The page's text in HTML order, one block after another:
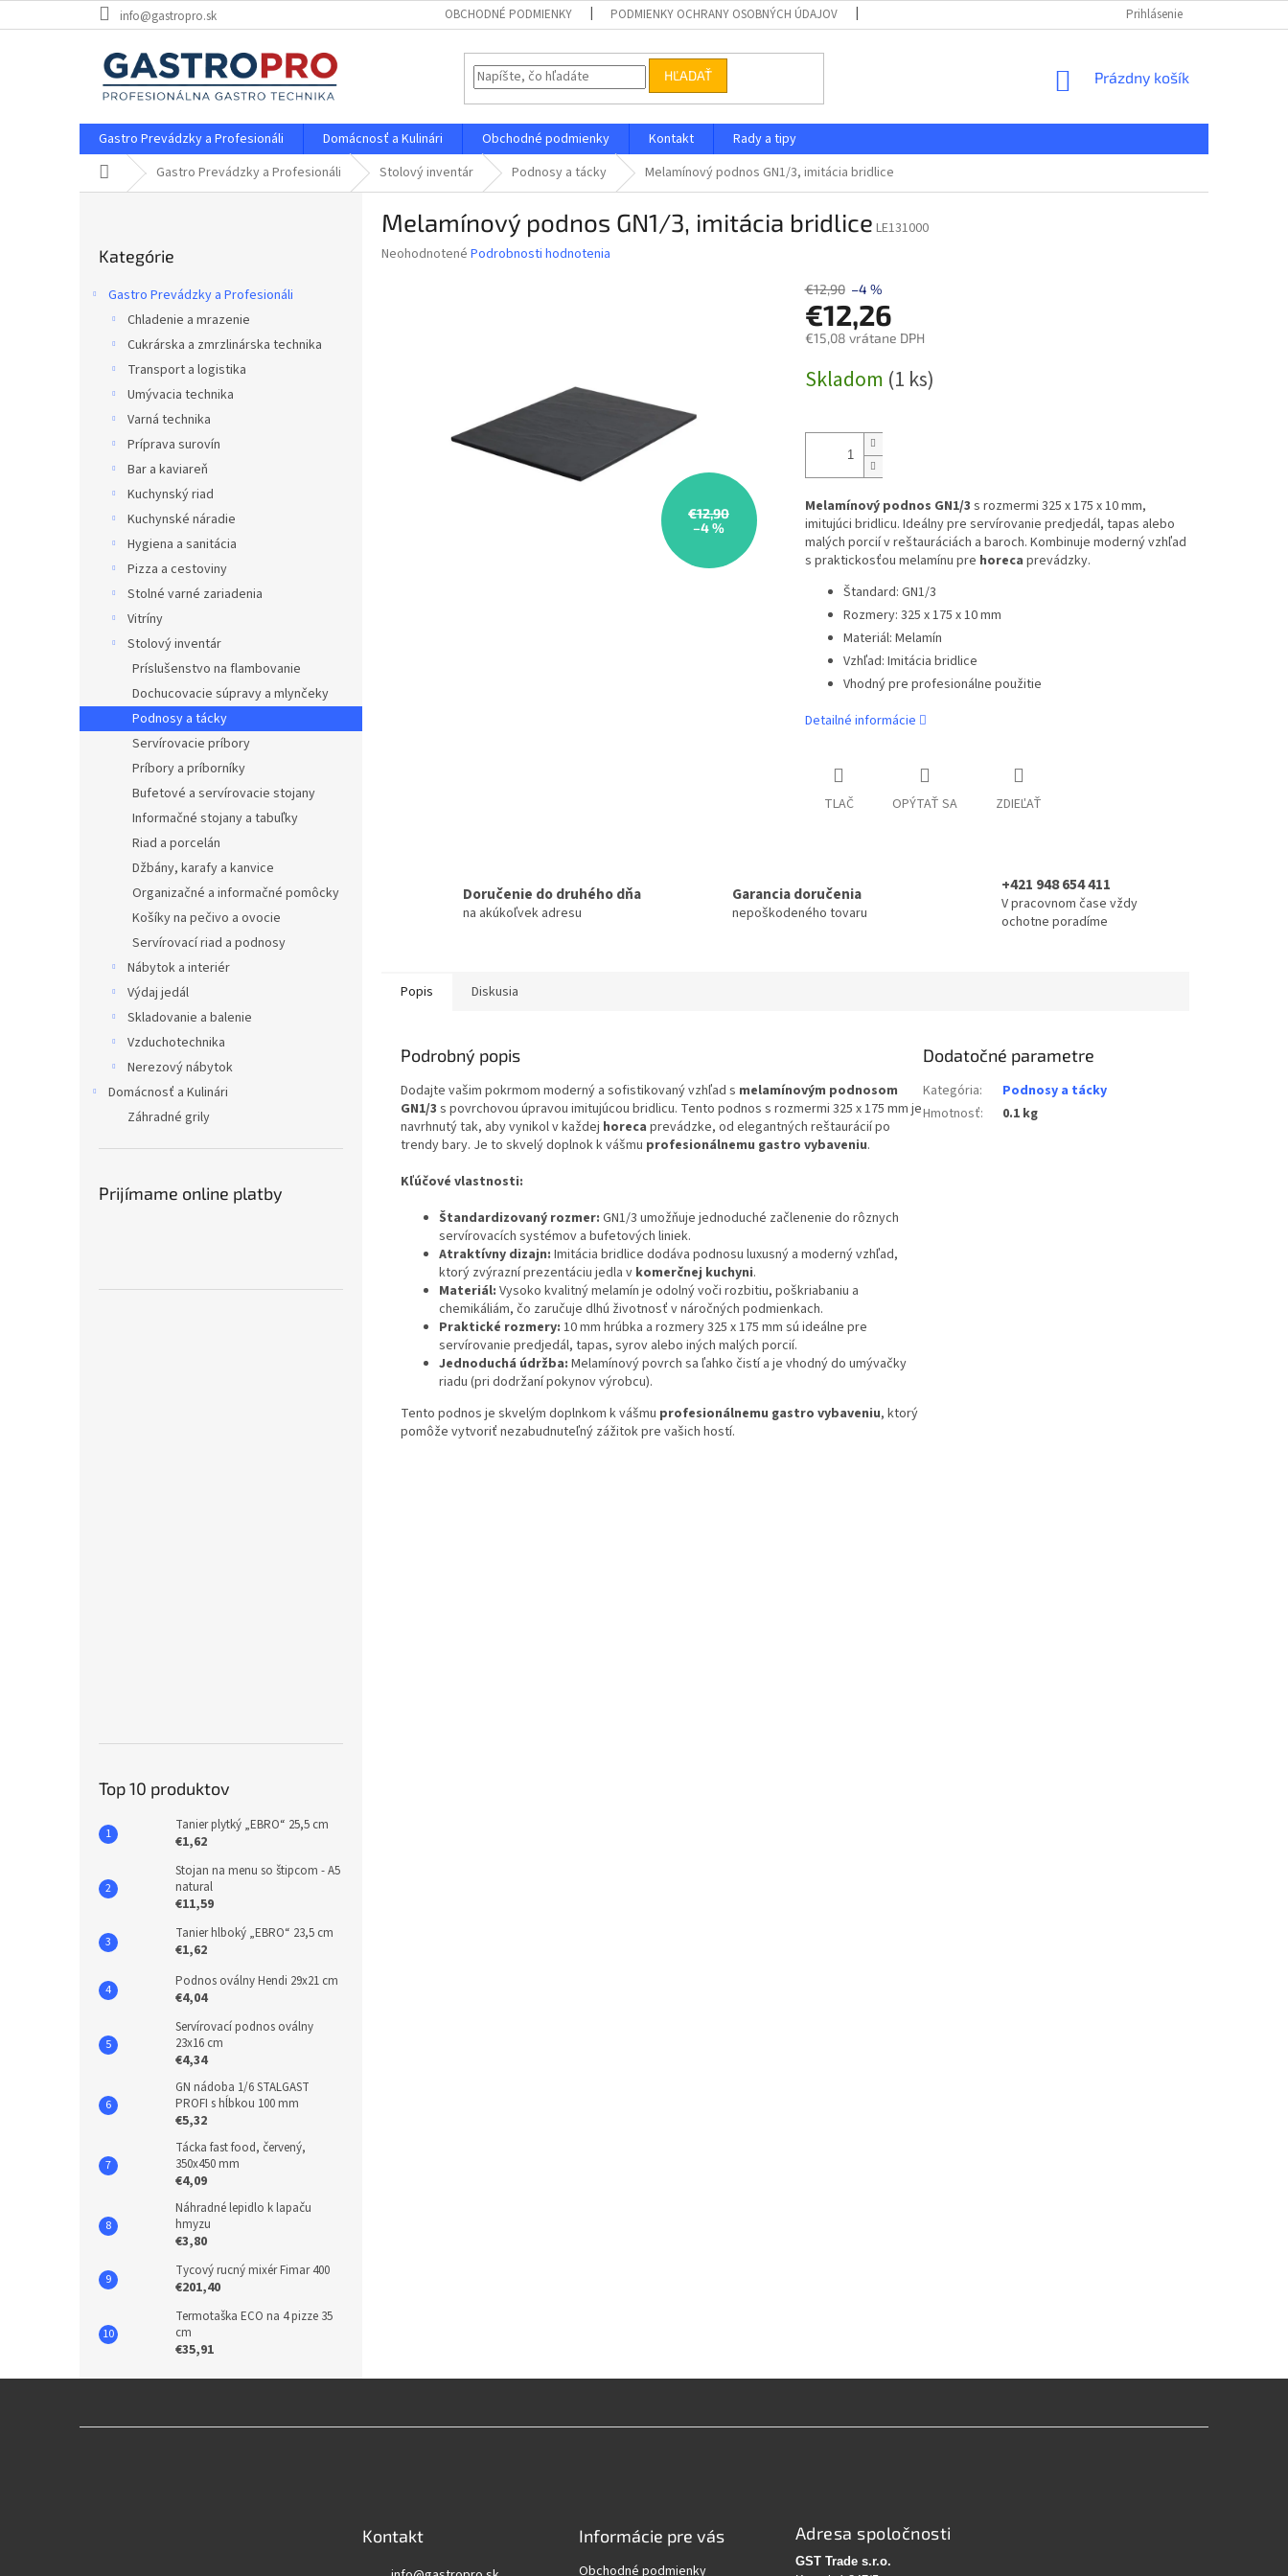
na
info@gastropro.sk OBCHODNÉ PODMIENKY PODMIENKY OCHRANY OSOBNÝCH ÚDAJOV DOPRAVA A PLATBA
Prihlásenie
HĽADAŤ
NÁKUPNÝ
Prázdny košík
Gastro Prevádzky a Profesionáli Domácnosť a Kulinári Obchodné podmienky Kontakt
Rady a tipy
Domov Gastro Prevádzky a Profesionáli Stolový inventár Podnosy a tácky Melamínový podnos GN1/3, imitácia bridlice
kategórie
Kategórie
Gastro Prevádzky a Profesionáli
Chladenie a mrazenie
Cukrárska a zmrzlinárska technika
Transport a logistika
Umývacia technika
Varná technika
Príprava surovín
Bar a kaviareň
Kuchynský riad
Kuchynské náradie
Hygiena a sanitácia
Pizza a cestoviny
Stolné varné zariadenia
Vitríny
Stolový inventár
Príslušenstvo na flambovanie
Dochucovacie súpravy a mlynčeky
Podnosy a tácky
Servírovacie príbory
Príbory a príborníky
Bufetové a servírovacie stojany
Informačné stojany a tabuľky
Riad a porcelán
Džbány, karafy a kanvice
Organizačné a informačné pomôcky
Košíky na pečivo a ovocie
Servírovací riad a podnosy
Nábytok a interiér
Výdaj jedál
Skladovanie a balenie
Vzduchotechnika
Nerezový nábytok
Domácnosť a Kulinári
Záhradné grily
Prijímame online platby
Top 10 produktov
Tanier plytký „EBRO“ 25,5 cm
€1,62
Stojan na menu so štipcom - A5
natural
€11,59
Tanier hlboký „EBRO“ 23,5 cm
€1,62
Podnos oválny Hendi 29x21 cm
€4,04
Servírovací podnos oválny
23x16 cm
€4,34
GN nádoba 1/6 STALGAST
PROFI s hĺbkou 100 mm
€5,32
Tácka fast food, červený,
350x450 mm
€4,09
Náhradné lepidlo k lapaču
hmyzu
€3,80
Tycový rucný mixér Fimar 400
€201,40
Termotaška ECO na 4 pizze 35
cm
€35,91
Melamínový podnos GN1/3, imitácia bridlice LE131000
Priemerné
Neohodnotené Podrobnosti hodnotenia
€12,90
–4 %
€12,90 –4 %
€12,26
€15,08 vrátane DPH
cena:
Skladom (1 ks)
Melamínový podnos GN1/3 s rozmermi 325 x 175 x 10 mm,
imitujúci bridlicu. Ideálny pre servírovanie predjedál, tapas alebo
malých porcií v reštauráciách a baroch. Kombinuje moderný vzhľad
s praktickosťou melamínu pre horeca prevádzky.
Štandard: GN1/3
Rozmery: 325 x 175 x 10 mm
Materiál: Melamín
Vzhľad: Imitácia bridlice
Vhodný pre profesionálne použitie
Detailné informácie
TLAČ OPÝTAŤ SA ZDIEĽAŤ
Doručenie do druhého dňa
na akúkoľvek adresu
Garancia doručenia
nepoškodeného tovaru
+421 948 654 411
V pracovnom čase vždy
ochotne poradíme
Popis Diskusia
Podrobný popis
Dodajte vašim pokrmom moderný a sofistikovaný vzhľad s melamínovým podnosom
GN1/3 s povrchovou úpravou imitujúcou bridlicu. Tento podnos s rozmermi 325 x 175 mm je
navrhnutý tak, aby vynikol v každej horeca prevádzke, od elegantných reštaurácií po
trendy bary. Je to skvelý doplnok k vášmu profesionálnemu gastro vybaveniu.
Kľúčové vlastnosti:
Štandardizovaný rozmer: GN1/3 umožňuje jednoduché začlenenie do rôznych
servírovacích systémov a bufetových liniek.
Atraktívny dizajn: Imitácia bridlice dodáva podnosu luxusný a moderný vzhľad,
ktorý zvýrazní prezentáciu jedla v komerčnej kuchyni.
Materiál: Vysoko kvalitný melamín je odolný voči rozbitiu, poškriabaniu a
chemikáliám, čo zaručuje dlhú životnosť v náročných podmienkach.
Praktické rozmery: 10 mm hrúbka a rozmery 325 x 175 mm sú ideálne pre
servírovanie predjedál, tapas, syrov alebo iných malých porcií.
Jednoduchá údržba: Melamínový povrch sa ľahko čistí a je vhodný do umývačky
riadu (pri dodržaní pokynov výrobcu).
Tento podnos je skvelým doplnkom k vášmu profesionálnemu gastro vybaveniu, ktorý
pomôže vytvoriť nezabudnuteľný zážitok pre vašich hostí.
Dodatočné parametre
Kategória:
Podnosy a tácky
Hmotnosť: 0.1 kg
Kontakt Informácie pre vás
Obchodné podmienky
Adresa spoločnosti
GST Trade s.r.o.